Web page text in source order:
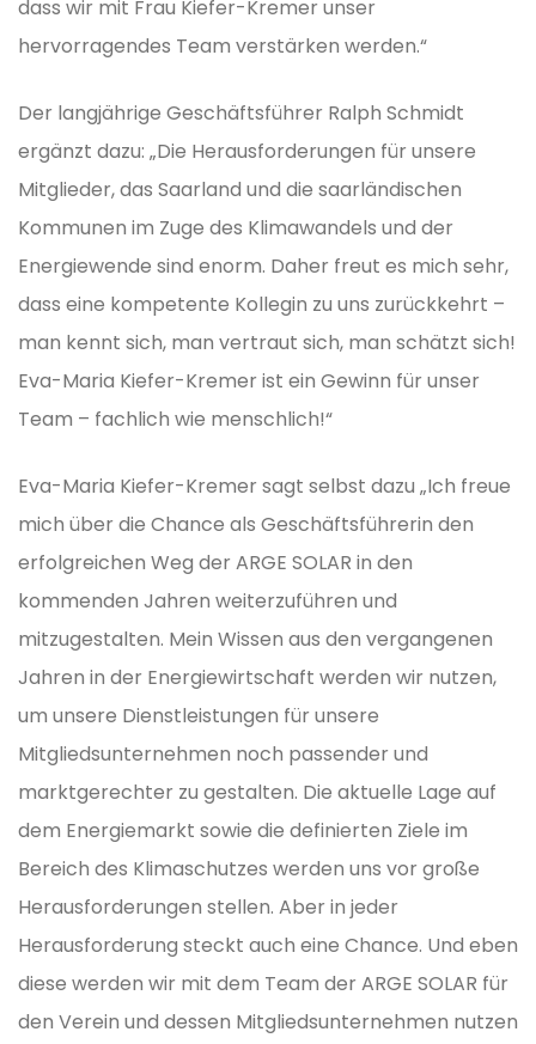
dass wir mit Frau Kiefer-Kremer unser
hervorragendes Team verstärken werden.“
Der langjährige Geschäftsführer Ralph Schmidt
ergänzt dazu: „Die Herausforderungen für unsere
Mitglieder, das Saarland und die saarländischen
Kommunen im Zuge des Klimawandels und der
Energiewende sind enorm. Daher freut es mich sehr,
dass eine kompetente Kollegin zu uns zurückkehrt –
man kennt sich, man vertraut sich, man schätzt sich!
Eva-Maria Kiefer-Kremer ist ein Gewinn für unser
Team – fachlich wie menschlich!“
Eva-Maria Kiefer-Kremer sagt selbst dazu „Ich freue
mich über die Chance als Geschäftsführerin den
erfolgreichen Weg der ARGE SOLAR in den
kommenden Jahren weiterzuführen und
mitzugestalten. Mein Wissen aus den vergangenen
Jahren in der Energiewirtschaft werden wir nutzen,
um unsere Dienstleistungen für unsere
Mitgliedsunternehmen noch passender und
marktgerechter zu gestalten. Die aktuelle Lage auf
dem Energiemarkt sowie die definierten Ziele im
Bereich des Klimaschutzes werden uns vor große
Herausforderungen stellen. Aber in jeder
Herausforderung steckt auch eine Chance. Und eben
diese werden wir mit dem Team der ARGE SOLAR für
den Verein und dessen Mitgliedsunternehmen nutzen